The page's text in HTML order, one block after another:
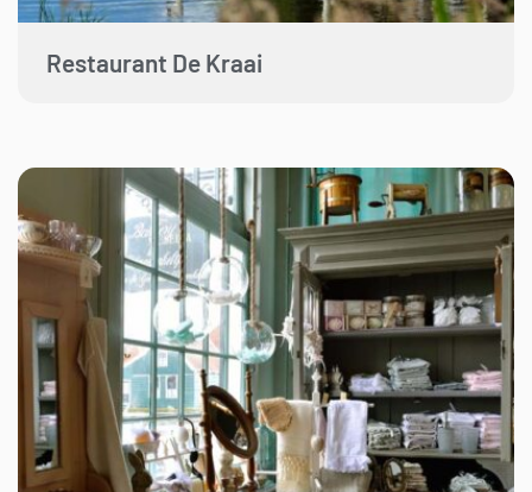
Restaurant De Kraai